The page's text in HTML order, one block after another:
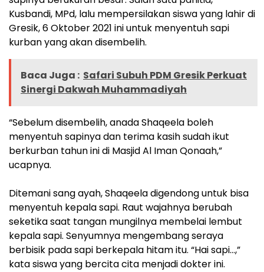
Kusbandi, MPd, lalu mempersilakan siswa yang lahir di
Gresik, 6 Oktober 2021 ini untuk menyentuh sapi
kurban yang akan disembelih.
Baca Juga : Safari Subuh PDM Gresik Perkuat
Sinergi Dakwah Muhammadiyah
“Sebelum disembelih, anada Shaqeela boleh
menyentuh sapinya dan terima kasih sudah ikut
berkurban tahun ini di Masjid Al Iman Qonaah,”
ucapnya.
‎Ditemani sang ayah, Shaqeela digendong untuk bisa
menyentuh kepala sapi. Raut wajahnya berubah
seketika saat tangan mungilnya membelai lembut
kepala sapi. Senyumnya mengembang seraya
berbisik pada sapi berkepala hitam itu. “Hai sapi…,”
kata siswa yang bercita cita menjadi dokter ini.